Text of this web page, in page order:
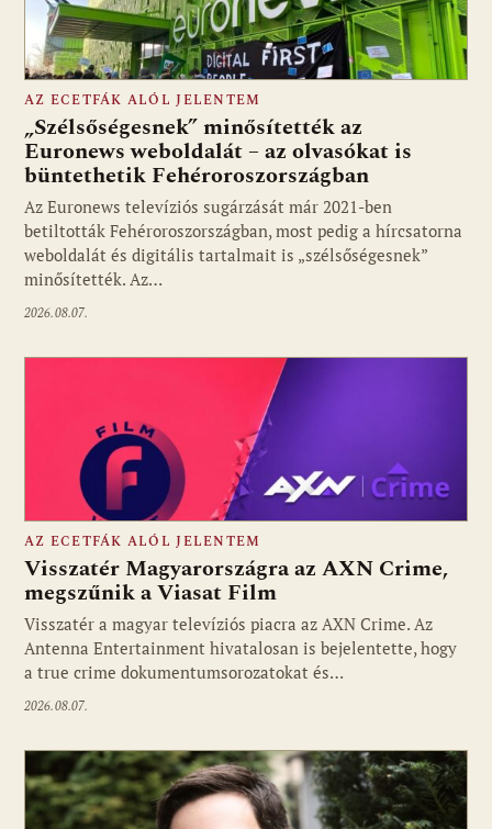
Fotó: media1.hu
AZ ECETFÁK ALÓL JELENTEM
„Szélsőségesnek” minősítették az
Euronews weboldalát – az olvasókat is
büntethetik Fehéroroszországban
Az Euronews televíziós sugárzását már 2021-ben
betiltották Fehéroroszországban, most pedig a hírcsatorna
weboldalát és digitális tartalmait is „szélsőségesnek”
minősítették. Az…
2026.08.07.
Fotó: media1.hu
AZ ECETFÁK ALÓL JELENTEM
Visszatér Magyarországra az AXN Crime,
megszűnik a Viasat Film
Visszatér a magyar televíziós piacra az AXN Crime. Az
Antenna Entertainment hivatalosan is bejelentette, hogy
a true crime dokumentumsorozatokat és…
2026.08.07.